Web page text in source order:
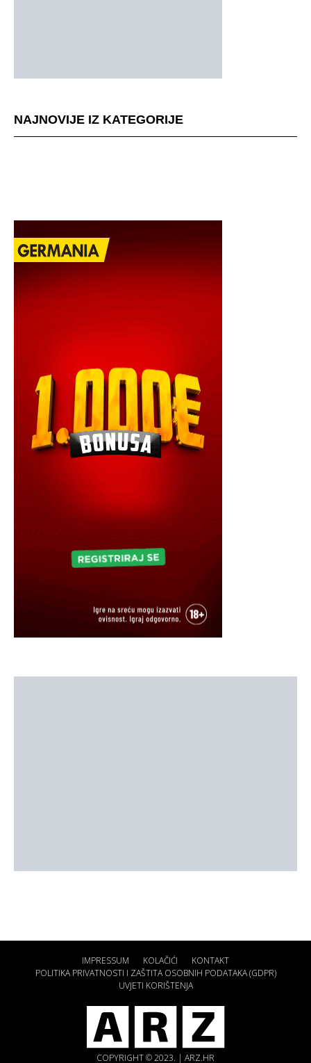
NAJNOVIJE IZ KATEGORIJE
IMPRESSUM KOLAČIĆI
KONTAKT
POLITIKA PRIVATNOSTI I ZAŠTITA OSOBNIH PODATAKA (GDPR)
UVJETI KORIŠTENJA
COPYRIGHT © 2023. | ARZ.HR